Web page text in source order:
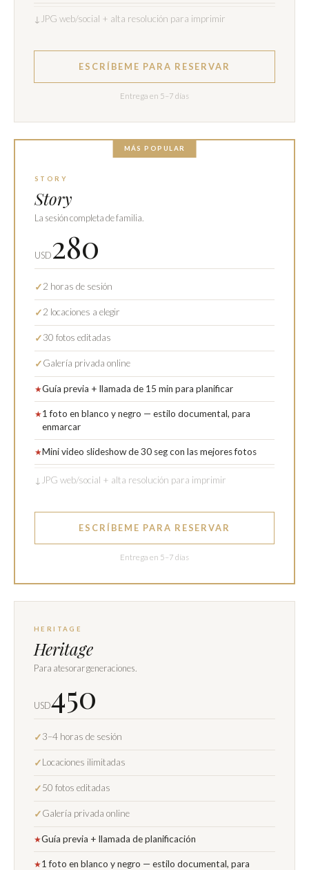
↓ JPG web/social + alta resolución para imprimir
ESCRÍBEME PARA RESERVAR
Entrega en 5–7 días
MÁS POPULAR
STORY
Story
La sesión completa de familia.
USD280
✓2 horas de sesión
✓2 locaciones a elegir
✓30 fotos editadas
✓Galería privada online
★Guía previa + llamada de 15 min para planificar
★1 foto en blanco y negro — estilo documental, para
enmarcar
★Mini video slideshow de 30 seg con las mejores fotos
↓ JPG web/social + alta resolución para imprimir
ESCRÍBEME PARA RESERVAR
Entrega en 5–7 días
HERITAGE
Heritage
Para atesorar generaciones.
USD450
✓3–4 horas de sesión
✓Locaciones ilimitadas
✓50 fotos editadas
✓Galería privada online
★Guía previa + llamada de planificación
★1 foto en blanco y negro — estilo documental, para